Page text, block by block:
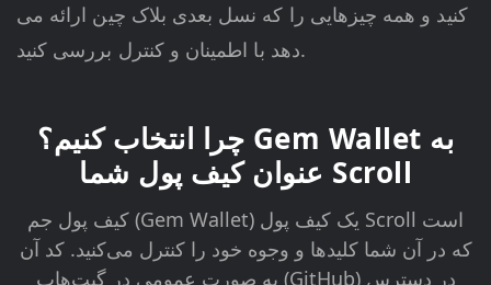
کنید و همه چیزهایی را که نسل بعدی بلاک چین ارائه می
دهد با اطمینان و کنترل بررسی کنید.
چرا انتخاب کنیم؟ Gem Wallet به
عنوان کیف پول شما Scroll
کیف پول جم (Gem Wallet) یک کیف پول Scroll است
که در آن شما کلیدها و وجوه خود را کنترل می‌کنید. کد آن
به صورت عمومی در گیت‌هاب (GitHub) در دسترس